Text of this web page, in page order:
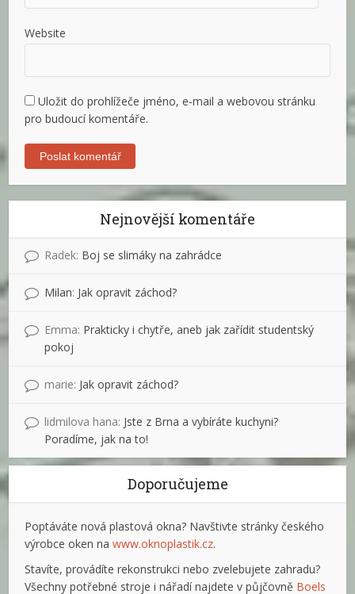
Website
Uložit do prohlížeče jméno, e-mail a webovou stránku
pro budoucí komentáře.
Nejnovější komentáře
Radek: Boj se slimáky na zahrádce
Milan: Jak opravit záchod?
Emma: Prakticky i chytře, aneb jak zařídit studentský
pokoj
marie: Jak opravit záchod?
lidmilova hana: Jste z Brna a vybíráte kuchyni?
Poradíme, jak na to!
Doporučujeme
Poptáváte nová plastová okna? Navštivte stránky českého
výrobce oken nawww.oknoplastik.cz.
Stavíte, provádíte rekonstrukci nebo zvelebujete zahradu?
Všechny potřebné stroje i nářadí najdete v půjčovně Boels